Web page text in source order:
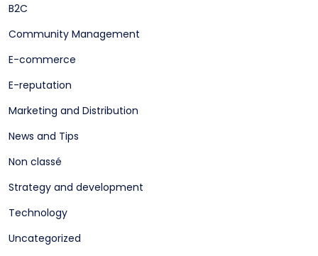
B2C
Community Management
E-commerce
E-reputation
Marketing and Distribution
News and Tips
Non classé
Strategy and development
Technology
Uncategorized